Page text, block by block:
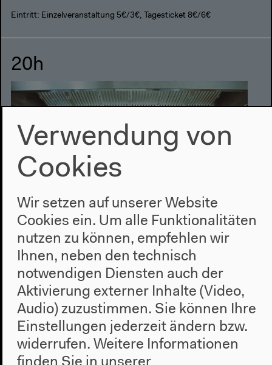
Eintritt: Einzelveranstaltung 5€/3€, Tagesticket 8€/6€
20h
Ein Haufen Scheiß und ein
zertrümmertes Klavier |
Vincent: Krieg und
Gegenwart
F.S.K., Trümmer
Verwendung von
Cookies
Wir setzen auf unserer Website
Cookies ein. Um alle Funktionalitäten
nutzen zu können, empfehlen wir
Ihnen, neben den technisch
notwendigen Diensten auch der
Aktivierung externer Inhalte (Video,
Audio) zuzustimmen. Sie können Ihre
Einstellungen jederzeit ändern bzw.
widerrufen. Weitere Informationen